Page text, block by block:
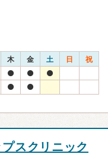
木 金 土 日 祝
スクリニック